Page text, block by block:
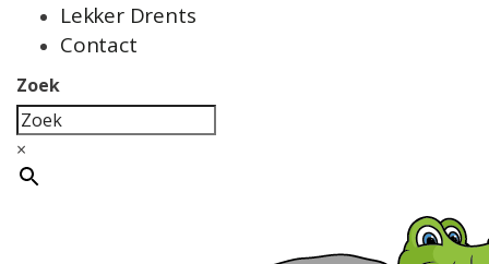
Lekker Drents
Contact
Zoek
×